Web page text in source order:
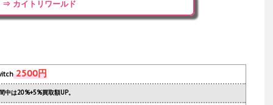
⇒ カイトリワールド
2500円
中は20%+5%買取額UP。